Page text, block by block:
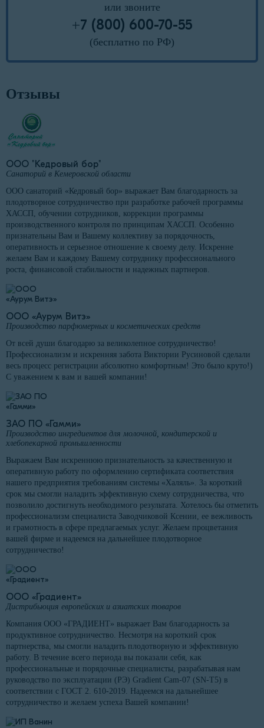
или звоните
+7 (800) 600-70-55
(бесплатно по РФ)
Отзывы
ООО "Кедровый бор"
Санаторий в Кемеровской области
ООО санаторий «Кедровый бор» выражает Вам благодарность за
плодотворное сотрудничество при разработке рабочей программы
ХАССП, обучении сотрудников, коррекции программы
производственного контроля по принципам ХАССП. Особенно
признательны Вам и Вашему коллективу за порядочность,
оперативность и серьезное отношение к своему делу. Искренне
желаем Вам и каждому Вашему сотруднику профессионального
роста, финансовой стабильности и надежных партнеров.
ООО «Аурум Витэ»
Производство парфюмерных и косметических средств
От всей души благодарю за великолепное сотрудничество!
Профессионализм и искренняя забота Виктории Русиновой сделали
весь процесс регистрации абсолютно комфортным! Это было круто!)
С уважением к вам и вашей компании!
ЗАО ПО «Гамми»
Производство ингредиентов для молочной, кондитерской и
хлебопекарной промышленности
Выражаем Вам искреннюю признательность за качественную и
оперативную работу по оформлению сертификата соответствия
нашего предприятия требованиям системы «Халяль». За короткий
срок мы смогли наладить эффективную схему сотрудничества, что
позволило достигнуть необходимого результата. Хотелось бы отметить
профессионализм специалиста Заводчиковой Ксении, ее вежливость
и грамотность в сфере предлагаемых услуг. Желаем процветания
вашей фирме и надеемся на дальнейшее плодотворное
сотрудничество!
ООО «Градиент»
Дистрибьюция европейских и азиатских товаров
Компания ООО «ГРАДИЕНТ» выражает Вам благодарность за
продуктивное сотрудничество. Несмотря на короткий срок
партнерства, мы смогли наладить плодотворную и эффективную
работу. В течение всего периода вы показали себя, как
профессиональные и порядочные специалисты, разрабатывая нам
руководство по эксплуатации (РЭ) Gradient Cam-07 (SN-T5) в
соответствии с ГОСТ 2. 610-2019. Надеемся на дальнейшее
сотрудничество и желаем успеха Вашей компании!